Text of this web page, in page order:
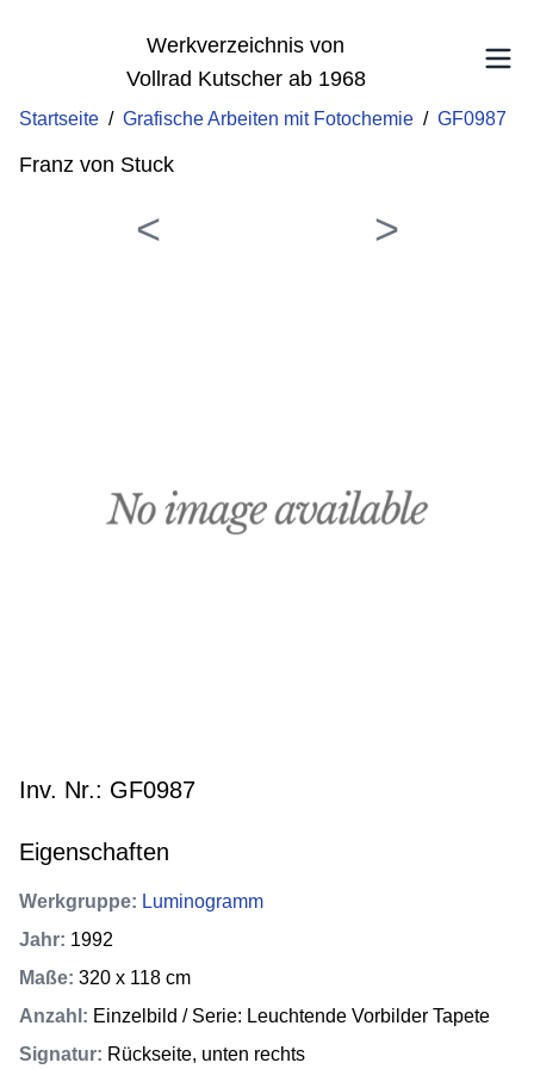
Werkverzeichnis von
Vollrad Kutscher ab 1968
Startseite / Grafische Arbeiten mit Fotochemie / GF0987
Franz von Stuck
Inv. Nr.: GF0987
Eigenschaften
Werkgruppe: Luminogramm
Jahr: 1992
Maße: 320 x 118 cm
Anzahl : Einzelbild / Serie: Leuchtende Vorbilder Tapete
Signatur: Rückseite, unten rechts
< >